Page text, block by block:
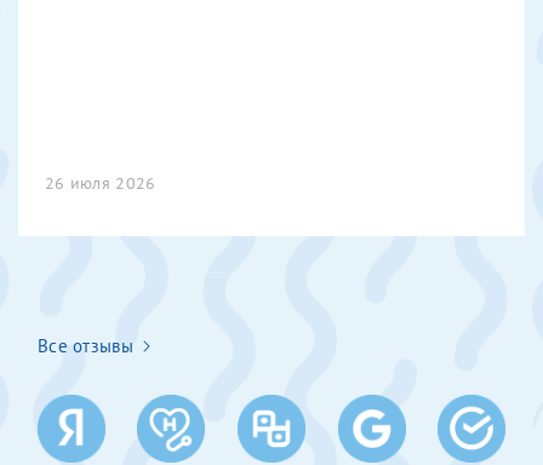
26 июля 2026
Все отзывы